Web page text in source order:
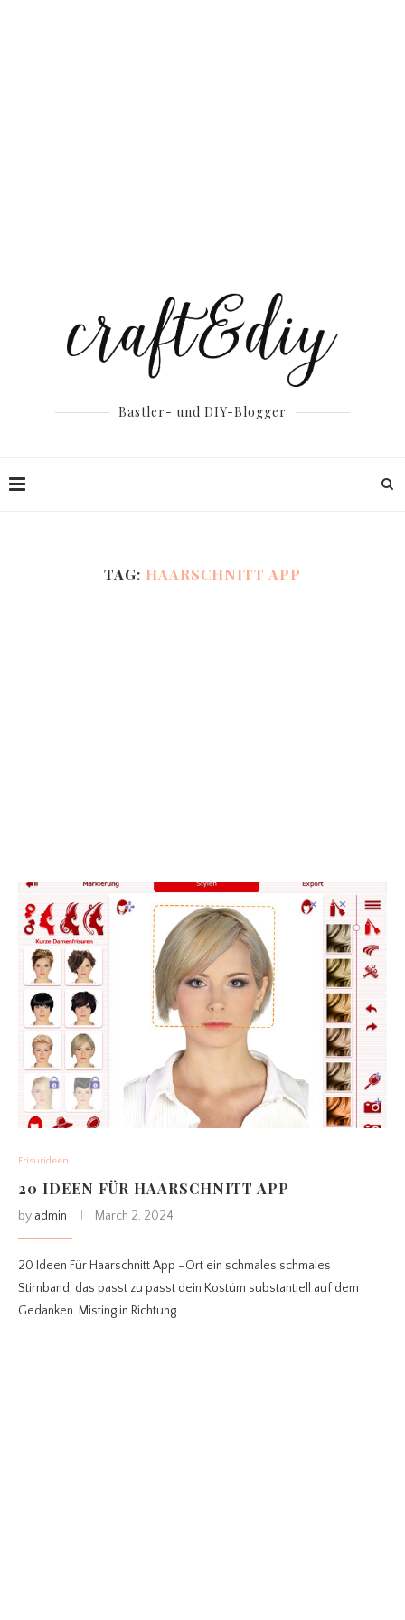
Bastler- und DIY-Blogger
TAG: HAARSCHNITT APP
Frisurideen
20 IDEEN FÜR HAARSCHNITT APP
by admin March 2, 2024
20 Ideen Für Haarschnitt App –Ort ein schmales schmales
Stirnband, das passt zu passt dein Kostüm substantiell auf dem
Gedanken. Misting in Richtung…